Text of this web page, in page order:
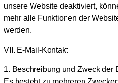
unsere Website deaktiviert,
mehr alle Funktionen der
werden.
VII. E-Mail-Kontakt
1. Beschreibung und Zweck der